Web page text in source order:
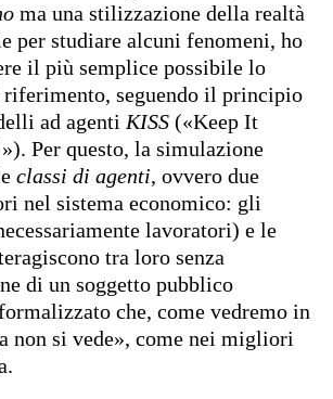
ma una stilizzazione della realtà
per studiare alcuni fenomeni, ho
il più semplice possibile lo
riferimento, seguendo il principio
ad agentiKISS («Keep It
Per questo, la simulazione
classi di agenti, ovvero due
nel sistema economico: gli
lavoratori) e le
tra loro senza
di un soggetto pubblico
che, come vedremo in
non si vede», come nei migliori